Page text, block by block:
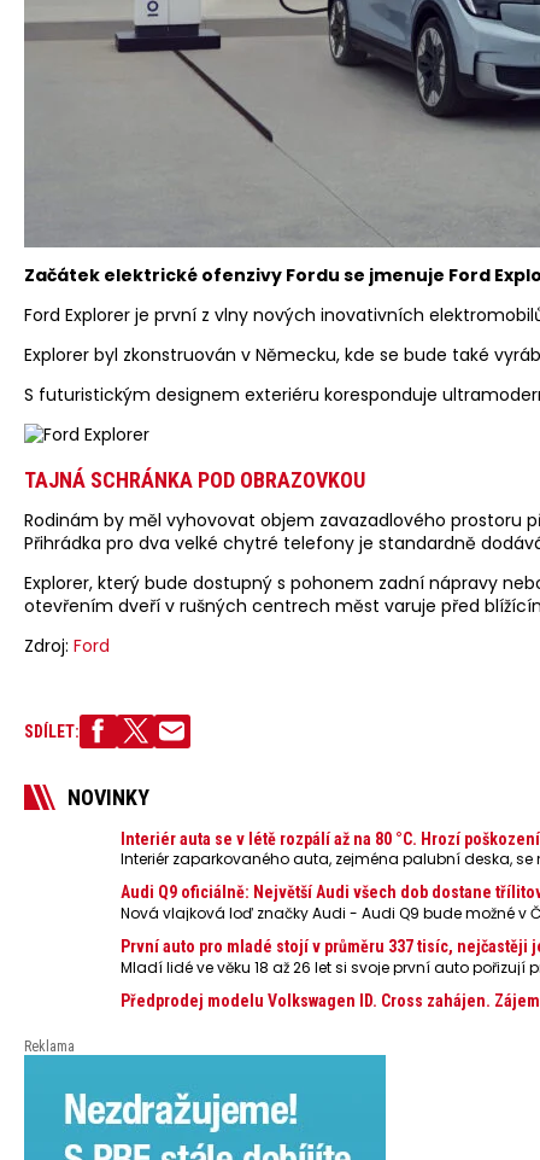
Začátek elektrické ofenzivy Fordu se jmenuje Ford
Ford Explorer je první z vlny nových inovativních
Explorer byl zkonstruován v Německu, kde se bude také
S futuristickým designem exteriéru koresponduje
TAJNÁ SCHRÁNKA POD OBRAZOVKOU
Rodinám by měl vyhovovat objem zavazadlového prostoru
Přihrádka pro dva velké chytré telefony je standardně
Explorer, který bude dostupný s pohonem zadní nápravy
otevřením dveří v rušných centrech měst varuje před
Zdroj: Ford
SDÍLET:
NOVINKY
Interiér auta se v létě rozpálí až na 80 °C. Hrozí
Interiér zaparkovaného auta, zejména palubní deska,
Audi Q9 oficiálně: Největší Audi všech dob dostane
Nová vlajková loď značky Audi - Audi Q9 bude možné v
První auto pro mladé stojí v průměru 337 tisíc, nejčastěji
Mladí lidé ve věku 18 až 26 let si svoje první auto
Předprodej modelu Volkswagen ID. Cross zahájen.
Reklama